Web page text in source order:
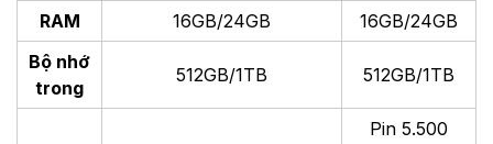
RAM
16GB/24GB
16GB/24GB
Bộ nhớ
trong
512GB/1TB 512GB/1TB
Pin 5.500